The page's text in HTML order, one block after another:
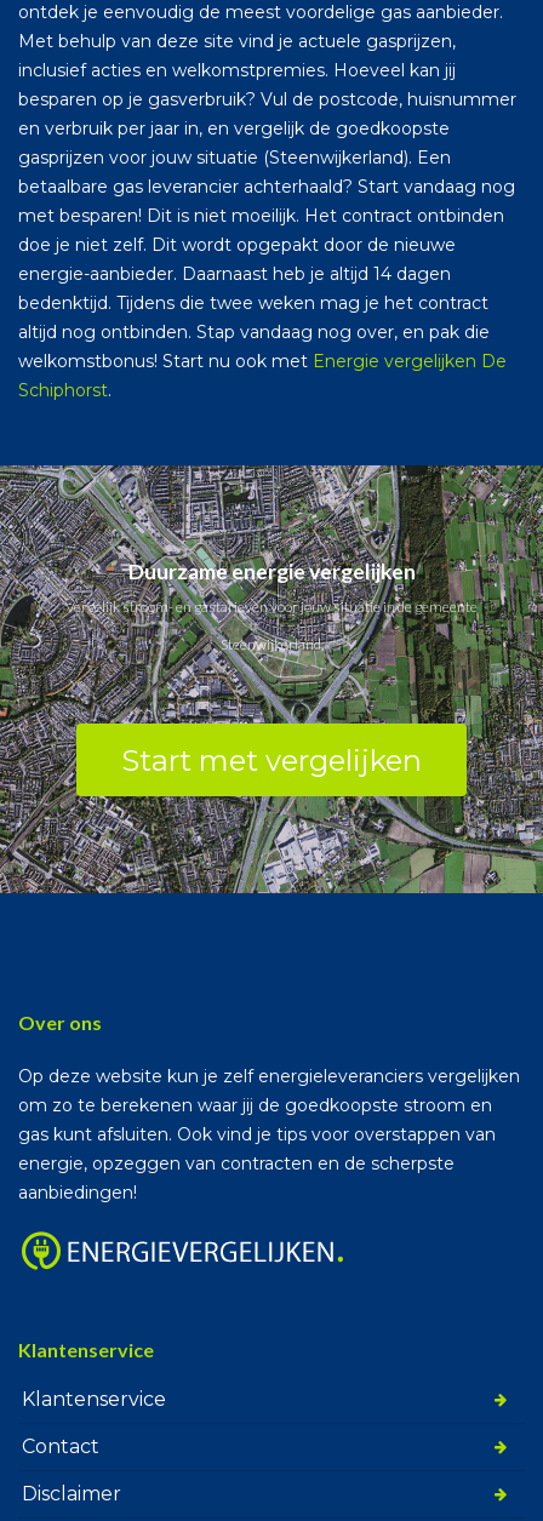
ontdek je eenvoudig de meest voordelige gas aanbieder.
Met behulp van deze site vind je actuele gasprijzen,
inclusief acties en welkomstpremies. Hoeveel kan jij
besparen op je gasverbruik? Vul de postcode, huisnummer
en verbruik per jaar in, en vergelijk de goedkoopste
gasprijzen voor jouw situatie (Steenwijkerland). Een
betaalbare gas leverancier achterhaald? Start vandaag nog
met besparen! Dit is niet moeilijk. Het contract ontbinden
doe je niet zelf. Dit wordt opgepakt door de nieuwe
energie-aanbieder. Daarnaast heb je altijd 14 dagen
bedenktijd. Tijdens die twee weken mag je het contract
altijd nog ontbinden. Stap vandaag nog over, en pak die
welkomstbonus! Start nu ook met Energie vergelijken De
Schiphorst.
Duurzame energie vergelijken
Vergelijk stroom- en gastarieven voor jouw situatie in de gemeente
Steenwijkerland.
Start met vergelijken
Over ons
Op deze website kun je zelf energieleveranciers vergelijken
om zo te berekenen waar jij de goedkoopste stroom en
gas kunt afsluiten. Ook vind je tips voor overstappen van
energie, opzeggen van contracten en de scherpste
aanbiedingen!
Klantenservice
Klantenservice
Contact
Disclaimer